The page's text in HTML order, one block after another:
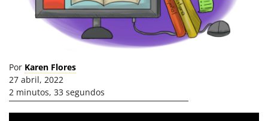
Por Karen Flores
27 abril, 2022
2 minutos, 33 segundos